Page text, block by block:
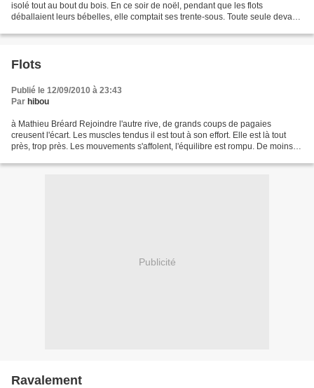
isolé tout au bout du bois. En ce soir de noël, pendant que les flots
déballaient leurs bébelles, elle comptait ses trente-sous. Toute seule devant
Flots
Publié le 12/09/2010 à 23:43
Par hibou
à Mathieu Bréard Rejoindre l'autre rive, de grands coups de pagaies
creusent l'écart. Les muscles tendus il est tout à son effort. Elle est là tout
près, trop près. Les mouvements s'affolent, l'équilibre est rompu. De moins
Publicité
Ravalement